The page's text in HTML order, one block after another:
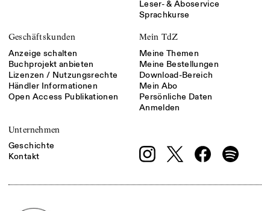
Leser- & Aboservice
Sprachkurse
Geschäftskunden
Anzeige schalten
Buchprojekt anbieten
Lizenzen / Nutzungsrechte
Händler Informationen
Open Access Publikationen
Mein TdZ
Meine Themen
Meine Bestellungen
Download-Bereich
Mein Abo
Persönliche Daten
Anmelden
Unternehmen
Geschichte
Kontakt